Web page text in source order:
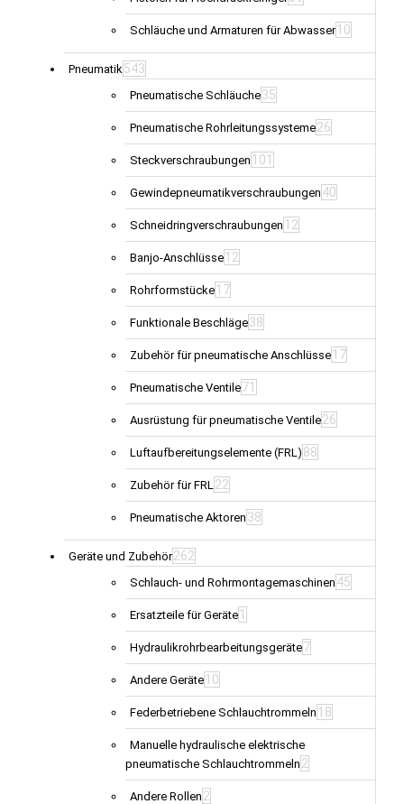
Schläuche und Armaturen für Abwasser 10
Pneumatik 543
Pneumatische Schläuche35
Pneumatische Rohrleitungssysteme26
Steckverschraubungen 101
Gewindepneumatikverschraubungen 40
Schneidringverschraubungen 12
Banjo-Anschlüsse 12
Rohrformstücke 17
Funktionale Beschläge38
Zubehör für pneumatische Anschlüsse 17
Pneumatische Ventile71
Ausrüstung für pneumatische Ventile26
Luftaufbereitungselemente (FRL) 88
Zubehör für FRL 22
Pneumatische Aktoren 38
Geräte und Zubehör262
Schlauch- und Rohrmontagemaschinen 45
Ersatzteile für Geräte 1
Hydraulikrohrbearbeitungsgeräte7
Andere Geräte 10
Federbetriebene Schlauchtrommeln 18
Manuelle hydraulische elektrische
pneumatische Schlauchtrommeln 2
Andere Rollen 2